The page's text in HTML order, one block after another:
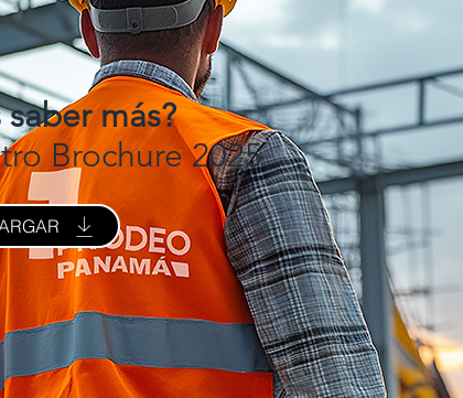
más?
Brochure 2025